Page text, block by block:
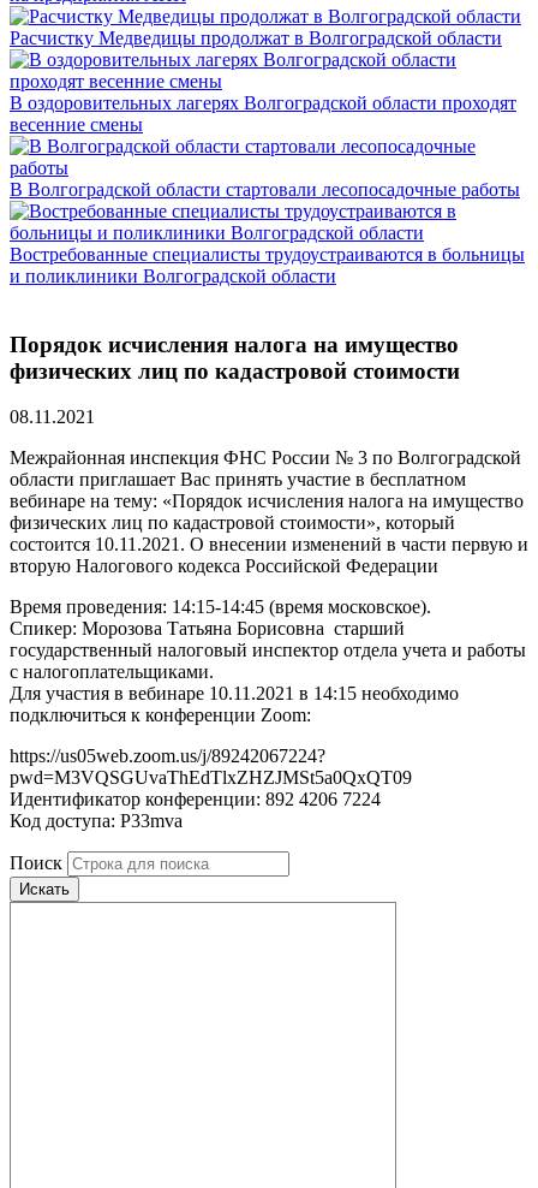
Расчистку Медведицы продолжат в Волгоградской области
В оздоровительных лагерях Волгоградской области проходят
весенние смены
В Волгоградской области стартовали лесопосадочные работы
Востребованные специалисты трудоустраиваются в больницы
и поликлиники Волгоградской области
Порядок исчисления налога на имущество
физических лиц по кадастровой стоимости
08.11.2021
Межрайонная инспекция ФНС России № 3 по Волгоградской
области приглашает Вас принять участие в бесплатном
вебинаре на тему: «Порядок исчисления налога на имущество
физических лиц по кадастровой стоимости», который
состоится 10.11.2021. О внесении изменений в части первую и
вторую Налогового кодекса Российской Федерации
Время проведения: 14:15-14:45 (время московское).
Спикер: Морозова Татьяна Борисовна ­ старший
государственный налоговый инспектор отдела учета и работы
с налогоплательщиками.
Для участия в вебинаре 10.11.2021 в 14:15 необходимо
подключиться к конференции Zoom:
https://us05web.zoom.us/j/89242067224?
pwd=M3VQSGUvaThEdTlxZHZJMSt5a0QxQT09
Идентификатор конференции: 892 4206 7224
Код доступа: P33mva
Поиск
Искать